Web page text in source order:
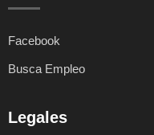
Facebook
Busca Empleo
Legales